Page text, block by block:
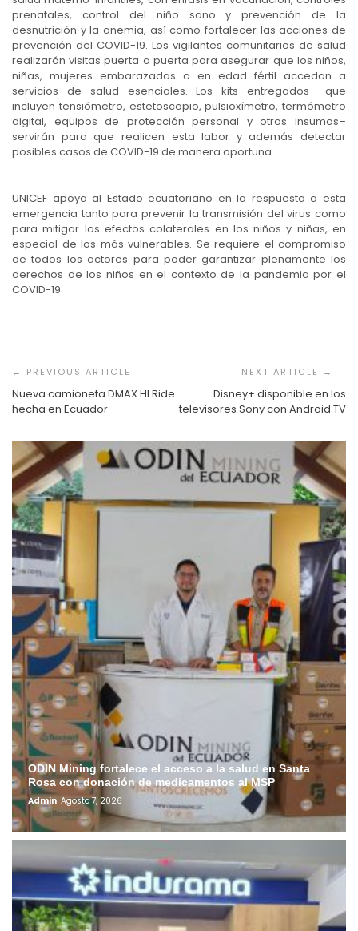
prenatales, control del niño sano y prevención de la
desnutrición y la anemia, así como fortalecer las acciones de
prevención del COVID-19. Los vigilantes comunitarios de salud
realizarán visitas puerta a puerta para asegurar que los niños,
niñas, mujeres embarazadas o en edad fértil accedan a
servicios de salud esenciales. Los kits entregados –que
incluyen tensiómetro, estetoscopio, pulsioxímetro, termómetro
digital, equipos de protección personal y otros insumos–
servirán para que realicen esta labor y además detectar
posibles casos de COVID-19 de manera oportuna.
UNICEF apoya al Estado ecuatoriano en la respuesta a esta
emergencia tanto para prevenir la transmisión del virus como
para mitigar los efectos colaterales en los niños y niñas, en
especial de los más vulnerables. Se requiere el compromiso
de todos los actores para poder garantizar plenamente los
derechos de los niños en el contexto de la pandemia por el
COVID-19.
de
entradas
Nueva camioneta DMAX HI Ride
hecha en Ecuador
Disney+ disponible en los
televisores Sony con Android TV
ODIN Mining fortalece el acceso a la salud en Santa
Rosa con donación de medicamentos al MSP
Admin Agosto 7, 2026